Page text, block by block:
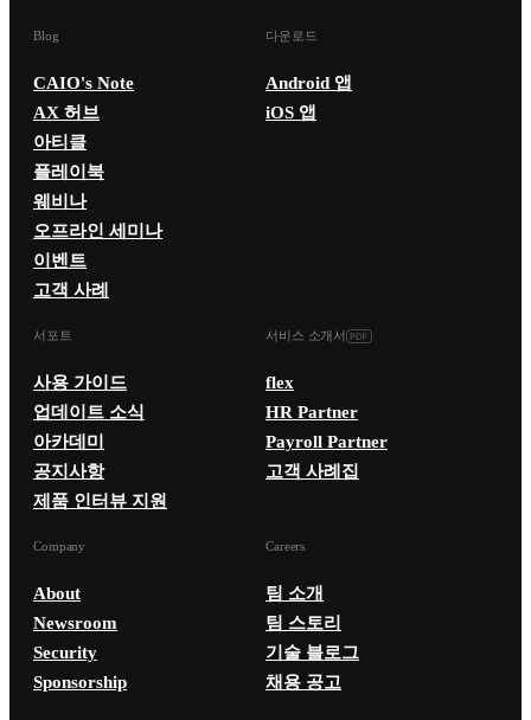
Blog
CAIO's Note
AX 허브
아티클
플레이북
웨비나
오프라인 세미나
이벤트
고객 사례
다운로드
Android 앱
iOS 앱
서포트
사용 가이드
업데이트 소식
아카데미
공지사항
제품 인터뷰 지원
서비스 소개서
flex
HR Partner
Payroll Partner
고객 사례집
Company
About
Newsroom
Security
Sponsorship
Careers
팀 소개
팀 스토리
기술 블로그
채용 공고